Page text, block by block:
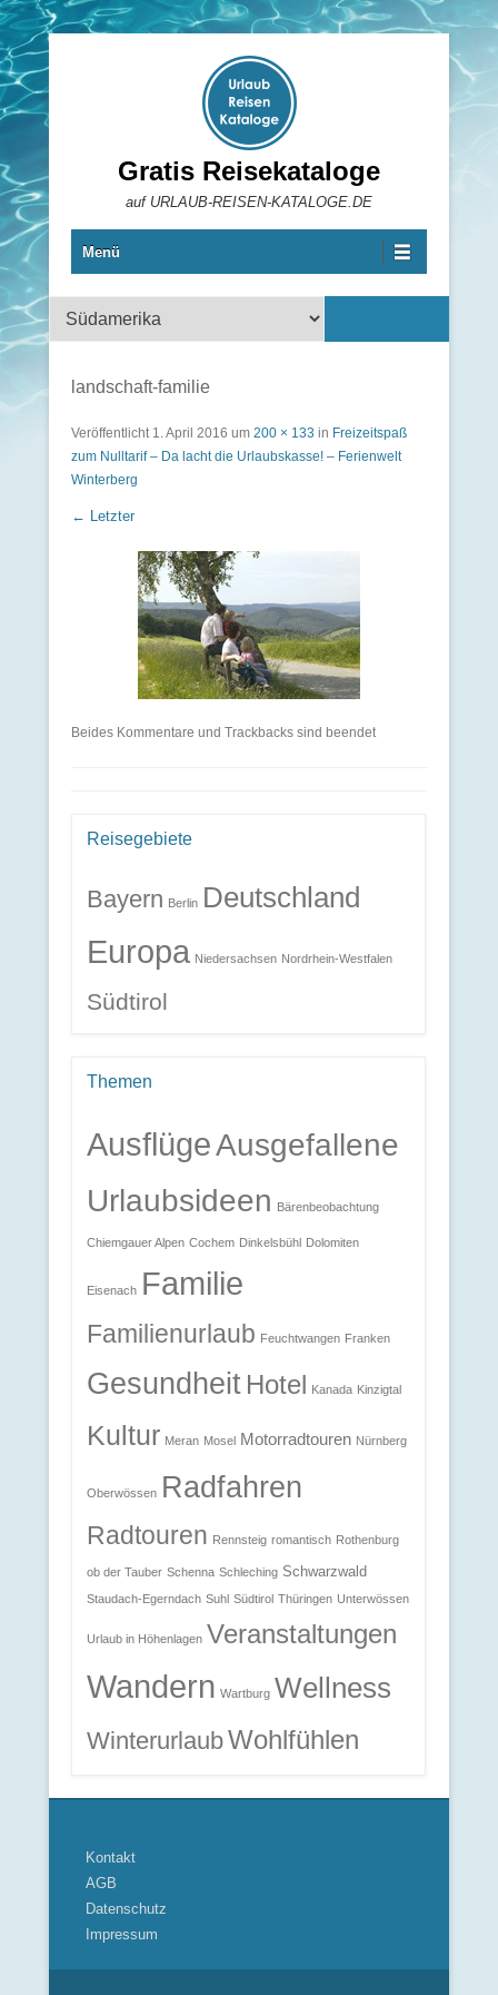
Gratis Reisekataloge
auf URLAUB-REISEN-KATALOGE.DE
Menü
Reisekataloge
landschaft-familie
Veröffentlicht 1. April 2016 um 200 × 133 in Freizeitspaß
zum Nulltarif – Da lacht die Urlaubskasse! – Ferienwelt
Winterberg
← Letzter
Beides Kommentare und Trackbacks sind beendet
Reisegebiete
Bayern Berlin Deutschland
Europa Niedersachsen Nordrhein-Westfalen
Südtirol
Themen
AusflügeAusgefallene
Urlaubsideen Bärenbeobachtung
Chiemgauer Alpen Cochem Dinkelsbühl Dolomiten
Eisenach Familie
Familienurlaub Feuchtwangen Franken
Gesundheit Hotel Kanada Kinzigtal
Kultur Meran Mosel Motorradtouren Nürnberg
Oberwössen Radfahren
Radtouren Rennsteig romantisch Rothenburg
ob der Tauber Schenna Schleching Schwarzwald
Staudach-Egerndach Suhl Südtirol Thüringen Unterwössen
Urlaub in Höhenlagen Veranstaltungen
Wandern Wartburg Wellness
WinterurlaubWohlfühlen
Kontakt
AGB
Datenschutz
Impressum